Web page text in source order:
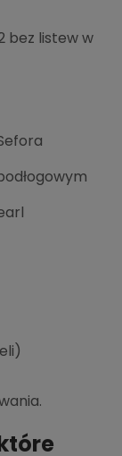
bez listew w